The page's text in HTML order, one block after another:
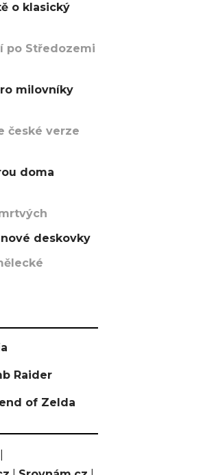
o klasický
po Středozemi
milovníky
české verze
doma
deskovky
Raider
of Zelda